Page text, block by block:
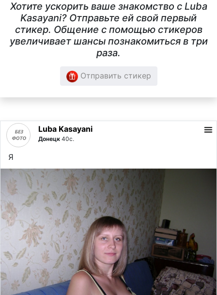
Хотите ускорить ваше знакомство с Luba
Kasayani? Отправьте ей свой первый
стикер. Общение с помощью стикеров
увеличивает шансы познакомиться в три
раза.
Отправить стикер
Luba Kasayani
Донецк 40с.
Я